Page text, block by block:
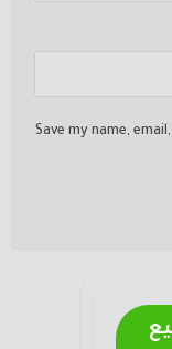
Save my name,